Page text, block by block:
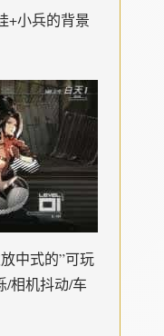
+小兵的背景
中式的”可玩
/相机抖动/车